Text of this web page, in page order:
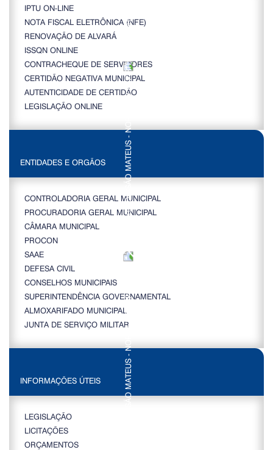
IPTU ON-LINE
NOTA FISCAL ELETRÔNICA (NFE)
RENOVAÇÃO DE ALVARÁ
ISSQN ONLINE
CONTRACHEQUE DE SERVIDORES
CERTIDÃO NEGATIVA MUNICIPAL
AUTENTICIDADE DE CERTIDÃO
LEGISLAÇÃO ONLINE
ENTIDADES E ORGÃOS
CONTROLADORIA GERAL MUNICIPAL
PROCURADORIA GERAL MUNICIPAL
CÂMARA MUNICIPAL
PROCON
SAAE
DEFESA CIVIL
CONSELHOS MUNICIPAIS
SUPERINTENDÊNCIA GOVERNAMENTAL
ALMOXARIFADO MUNICIPAL
JUNTA DE SERVIÇO MILITAR
INFORMAÇÕES ÚTEIS
LEGISLAÇÃO
LICITAÇÕES
ORÇAMENTOS